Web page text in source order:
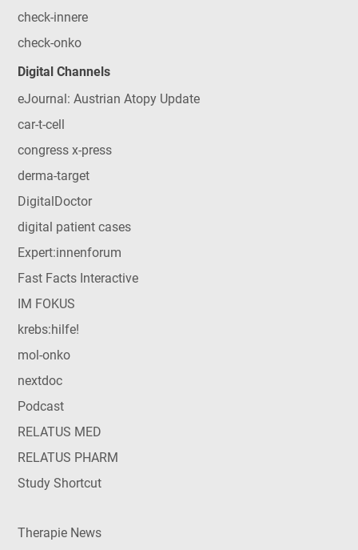
check-innere
check-onko
Digital Channels
eJournal: Austrian Atopy Update
car-t-cell
congress x-press
derma-target
DigitalDoctor
digital patient cases
Expert:innenforum
Fast Facts Interactive
IM FOKUS
krebs:hilfe!
mol-onko
nextdoc
Podcast
RELATUS MED
RELATUS PHARM
Study Shortcut
Therapie News